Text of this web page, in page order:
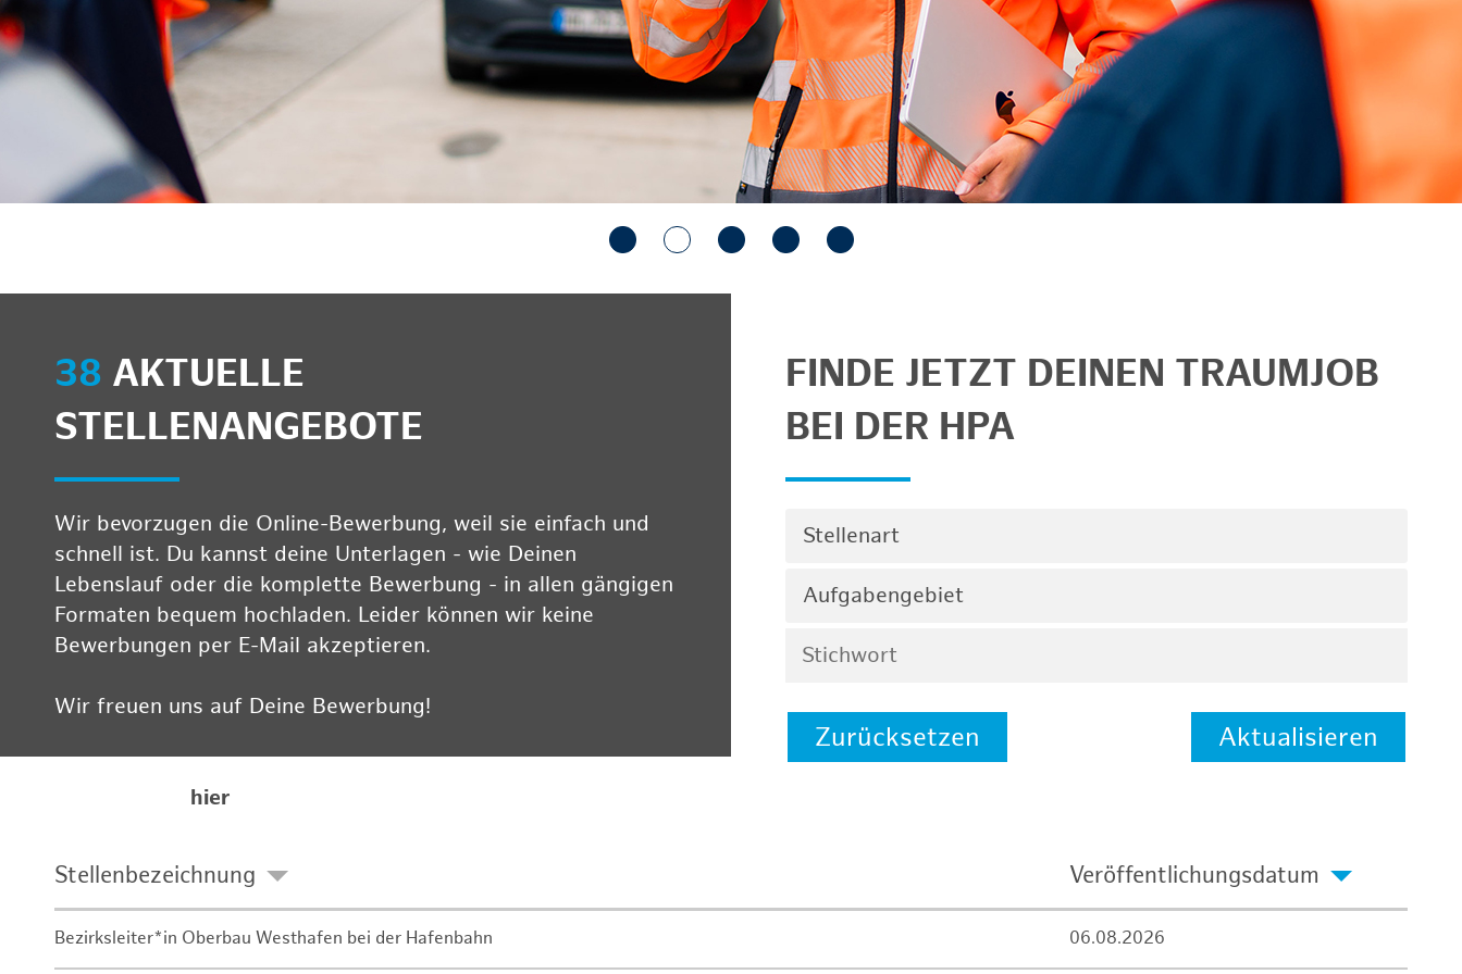
anzeigen/schließen
38 AKTUELLE
STELLENANGEBOTE
Wir bevorzugen die Online-Bewerbung, weil sie einfach und
schnell ist. Du kannst deine Unterlagen - wie Deinen
Lebenslauf oder die komplette Bewerbung - in allen gängigen
Formaten bequem hochladen. Leider können wir keine
Bewerbungen per E-Mail akzeptieren.
Wir freuen uns auf Deine Bewerbung!
hier
FINDE JETZT DEINEN TRAUMJOB
BEI DER HPA
Stellenart
Aufgabengebiet
Zurücksetzen Aktualisieren
Stellenbezeichnung Veröffentlichungsdatum
Bezirksleiter*in Oberbau Westhafen bei der Hafenbahn 06.08.2026